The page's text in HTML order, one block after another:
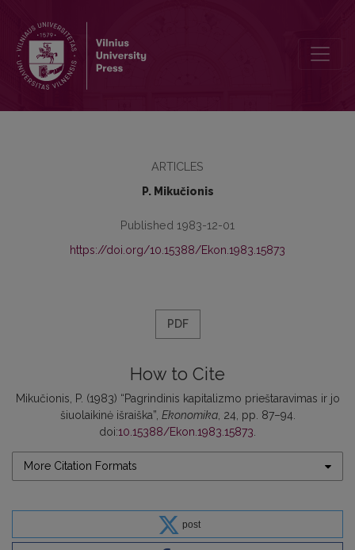
ARTICLES
P. Mikučionis
Published 1983-12-01
https://doi.org/10.15388/Ekon.1983.15873
PDF
How to Cite
Mikučionis, P. (1983) “Pagrindinis kapitalizmo prieštaravimas ir jo
šiuolaikinė išraiška”, Ekonomika, 24, pp. 87–94.
doi:10.15388/Ekon.1983.15873
More Citation Formats
post